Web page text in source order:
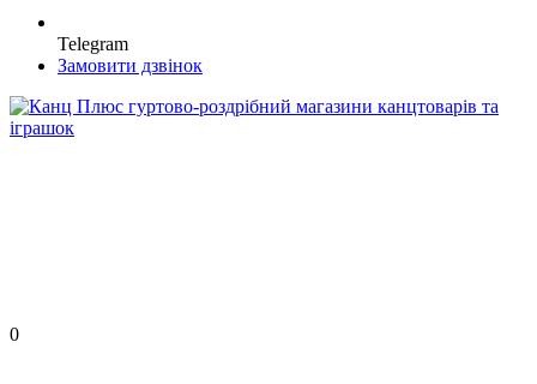
Telegram
Замовити дзвінок
0